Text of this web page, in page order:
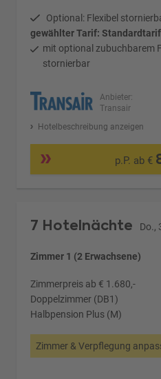
Optional: Flexibel
gewählter Tarif: Standardtarif
mit optional zubuchbarem
stornierbar
Anbieter:
Transair
Hotelbeschreibung anzeigen
p.P. ab €
7 Hotelnächte Do.,
Zimmer 1 (2 Erwachsene)
Zimmerpreis ab € 1.680,-
Doppelzimmer (DB1)
Halbpension Plus (M)
Zimmer & Verpflegung